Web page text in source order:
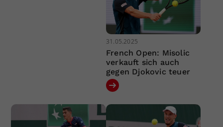
31.05.2025
French Open: Misolic
verkauft sich auch
gegen Djokovic teuer